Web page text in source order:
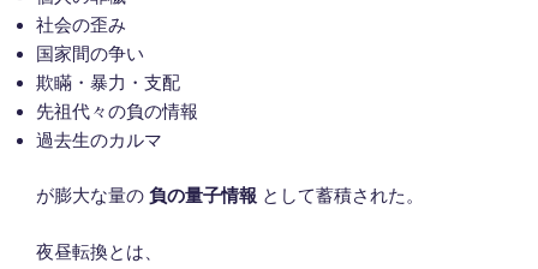
社会の歪み
国家間の争い
欺瞞・暴力・支配
先祖代々の負の情報
過去生のカルマ
が膨大な量の 負の量子情報 として蓄積された。
夜昼転換とは、